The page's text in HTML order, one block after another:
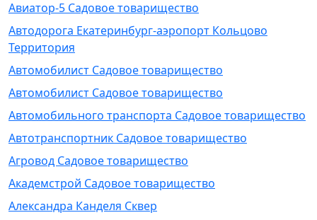
Авиатор-5 Садовое товарищество
Автодорога Екатеринбург-аэропорт Кольцово
Территория
Автомобилист Садовое товарищество
Автомобилист Садовое товарищество
Автомобильного транспорта Садовое товарищество
Автотранспортник Садовое товарищество
Агровод Садовое товарищество
Академстрой Садовое товарищество
Александра Канделя Сквер